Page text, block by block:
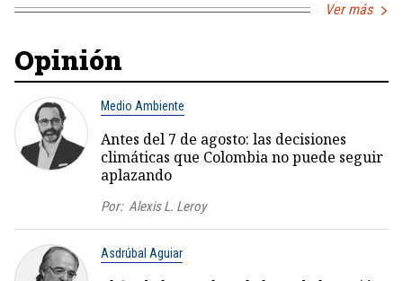
Ver más
Opinión
Medio Ambiente
Antes del 7 de agosto: las decisiones
climáticas que Colombia no puede seguir
aplazando
Por: Alexis L. Leroy
Asdrúbal Aguiar